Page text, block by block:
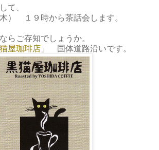
て、
） １９時から茶話会します。
らご存知でしょうか。
屋珈琲店 」 国体道路沿いです。